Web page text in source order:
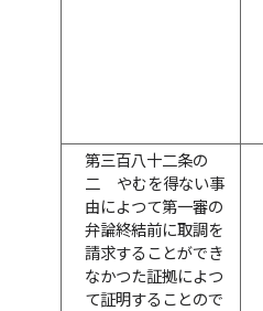
第三百八十二条の
二
やむを得ない事
由によつて第一審の
弁論終結前に取調を
請求することができ
なかつた証拠によつ
て証明することので